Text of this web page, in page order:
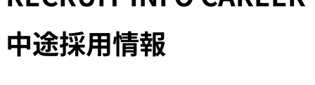
中途採用情報